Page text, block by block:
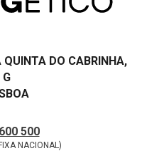
DO CABRINHA,
500
NACIONAL)